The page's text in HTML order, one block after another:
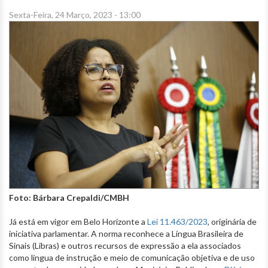
Sexta-Feira, 24 Março, 2023 - 13:00
Foto: Bárbara Crepaldi/CMBH
Já está em vigor em Belo Horizonte a Lei 11.463/2023, originária de
iniciativa parlamentar. A norma reconhece a Língua Brasileira de
Sinais (Libras) e outros recursos de expressão a ela associados
como língua de instrução e meio de comunicação objetiva e de uso